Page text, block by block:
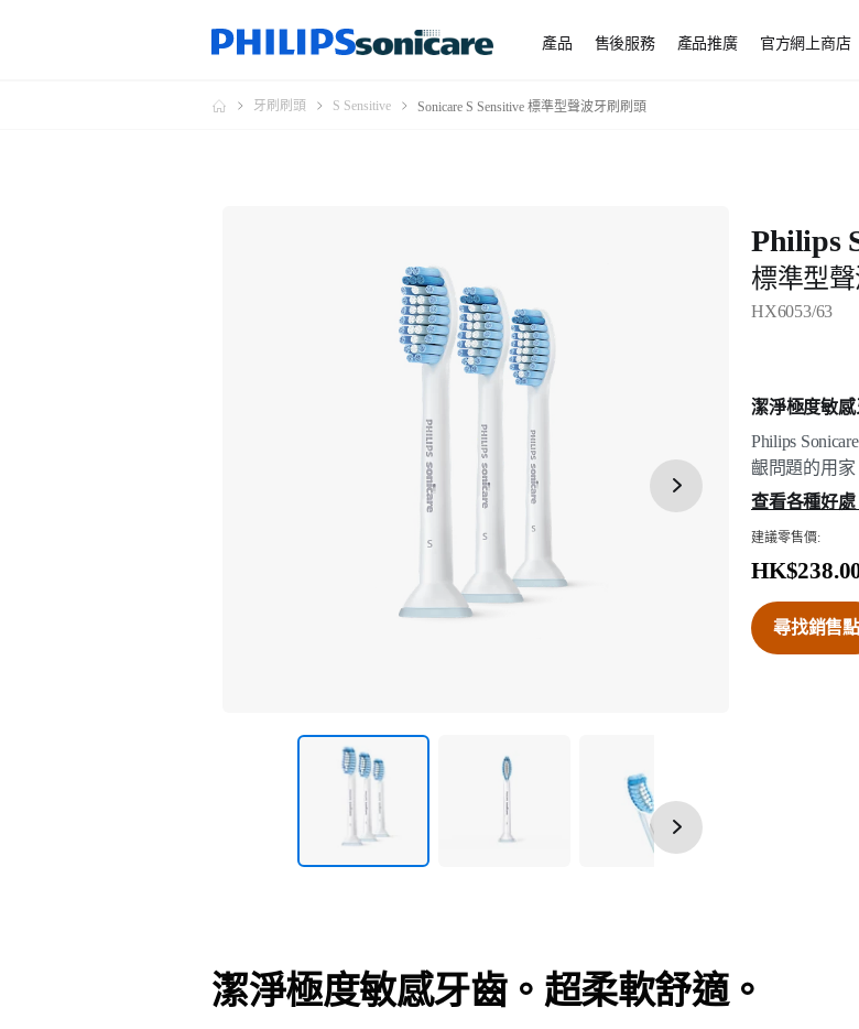
產品 售後服務 產品推廣 官方網上商店
牙刷刷頭 S Sensitive Sonicare S Sensitive 標準型聲波牙刷刷頭
Philips
標準型
HX6053/63
潔淨極度敏感
Philips
齦問題的用
查看各種好處
建議零售價:
尋找銷售點
潔淨極度敏感牙齒。超柔軟舒適。